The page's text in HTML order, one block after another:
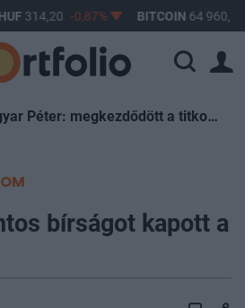
314,20 -0,87% BITCOIN 64 960,15
Üzent Magyar Péter: megkezdődött a titkos szavazás a leendő köztársasági elnökről
bírságot kapott a